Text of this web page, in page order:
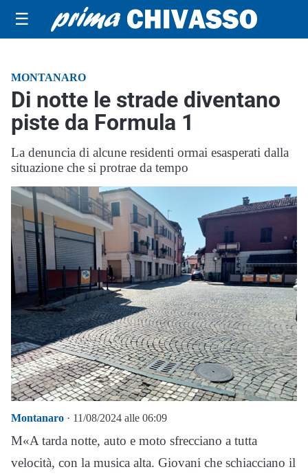
☰
MONTANARO
Di notte le strade diventano
piste da Formula 1
La denuncia di alcune residenti ormai esasperati dalla
situazione che si protrae da tempo
Montanaro · 11/08/2024 alle 06:09
M«A tarda notte, auto e moto sfrecciano a tutta
velocità, con la musica alta. Giovani che schiacciano il